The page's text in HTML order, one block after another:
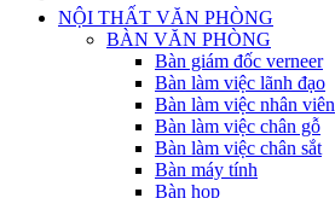
NỘI THẤT VĂN PHÒNG
BÀN VĂN PHÒNG
Bàn giám đốc verneer
Bàn làm việc lãnh đạo
Bàn làm việc nhân viên
Bàn làm việc chân gỗ
Bàn làm việc chân sắt
Bàn máy tính
Bàn họp